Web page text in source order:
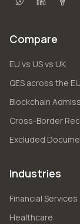
X (Twitter)
LinkedIn
Compare
EU vs US vs UK
QES across the EU
Blockchain
Cross-Border
Excluded
Industries
Financial Services
Healthcare